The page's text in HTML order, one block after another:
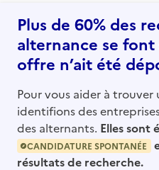
Plus de 60% des
alternance se font
offre n’ait été
Pour vous aider à
identifions des
des alternants. Elles sont
CANDIDATURE SPONTANÉE
résultats de recherche.